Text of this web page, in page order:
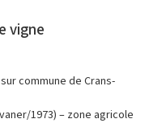
vigne
commune de Crans-
1973) – zone agricole